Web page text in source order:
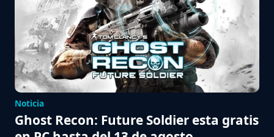
Noticia
Ghost Recon: Future Soldier esta gratis